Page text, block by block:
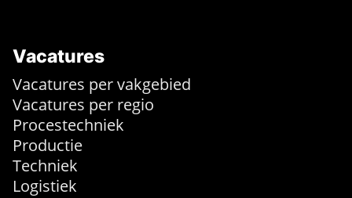
Vacatures
Vacatures per vakgebied
Vacatures per regio
Procestechniek
Productie
Techniek
Logistiek